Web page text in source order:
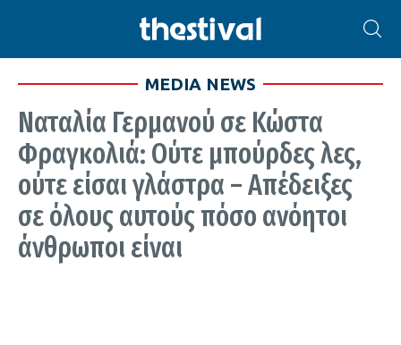
MEDIA NEWS
Ναταλία Γερμανού σε Κώστα
Φραγκολιά: Ούτε μπούρδες λες,
ούτε είσαι γλάστρα – Απέδειξες
σε όλους αυτούς πόσο ανόητοι
άνθρωποι είναι